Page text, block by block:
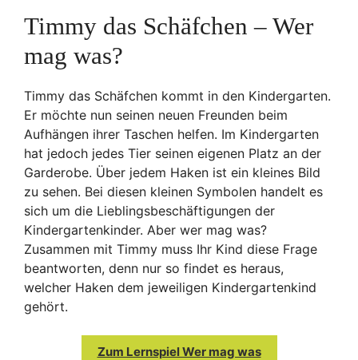
Timmy das Schäfchen – Wer
mag was?
Timmy das Schäfchen kommt in den Kindergarten.
Er möchte nun seinen neuen Freunden beim
Aufhängen ihrer Taschen helfen. Im Kindergarten
hat jedoch jedes Tier seinen eigenen Platz an der
Garderobe. Über jedem Haken ist ein kleines Bild
zu sehen. Bei diesen kleinen Symbolen handelt es
sich um die Lieblingsbeschäftigungen der
Kindergartenkinder. Aber wer mag was?
Zusammen mit Timmy muss Ihr Kind diese Frage
beantworten, denn nur so findet es heraus,
welcher Haken dem jeweiligen Kindergartenkind
gehört.
Zum Lernspiel Wer mag was